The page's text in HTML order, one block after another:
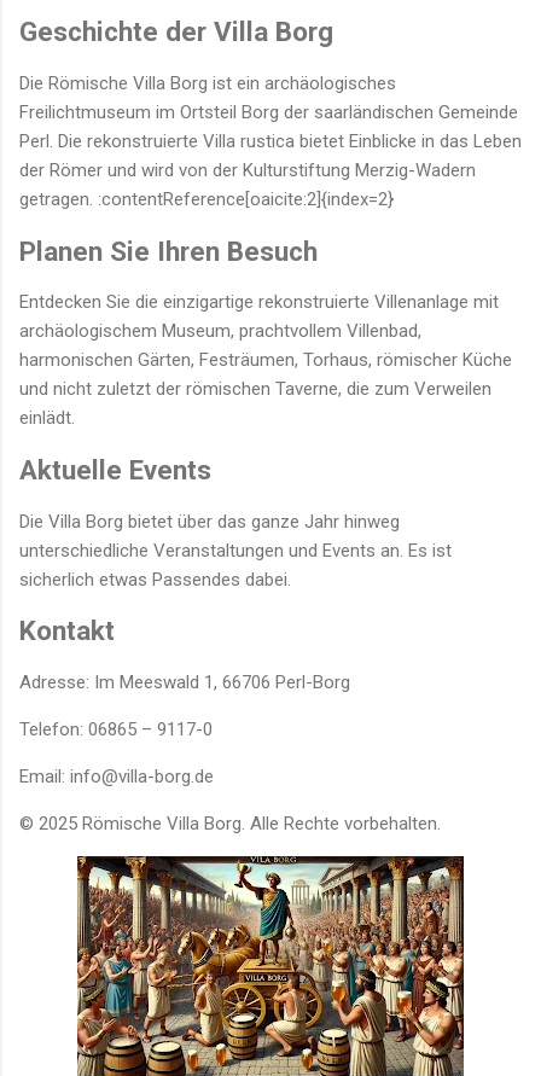
Geschichte der Villa Borg
Die Römische Villa Borg ist ein archäologisches
Freilichtmuseum im Ortsteil Borg der saarländischen Gemeinde
Perl. Die rekonstruierte Villa rustica bietet Einblicke in das Leben
der Römer und wird von der Kulturstiftung Merzig-Wadern
getragen. :contentReference[oaicite:2]{index=2}
Planen Sie Ihren Besuch
Entdecken Sie die einzigartige rekonstruierte Villenanlage mit
archäologischem Museum, prachtvollem Villenbad,
harmonischen Gärten, Festräumen, Torhaus, römischer Küche
und nicht zuletzt der römischen Taverne, die zum Verweilen
einlädt.
Aktuelle Events
Die Villa Borg bietet über das ganze Jahr hinweg
unterschiedliche Veranstaltungen und Events an. Es ist
sicherlich etwas Passendes dabei.
Kontakt
Adresse: Im Meeswald 1, 66706 Perl-Borg
Telefon: 06865 – 9117-0
Email: info@villa-borg.de
© 2025 Römische Villa Borg. Alle Rechte vorbehalten.